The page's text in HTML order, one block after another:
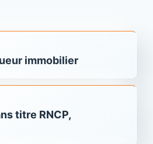
immobilier
titre RNCP,